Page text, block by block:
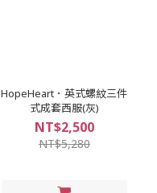
HopeHeart．英式螺紋三件
式成套西服(灰)
NT$2,500
NT$5,280